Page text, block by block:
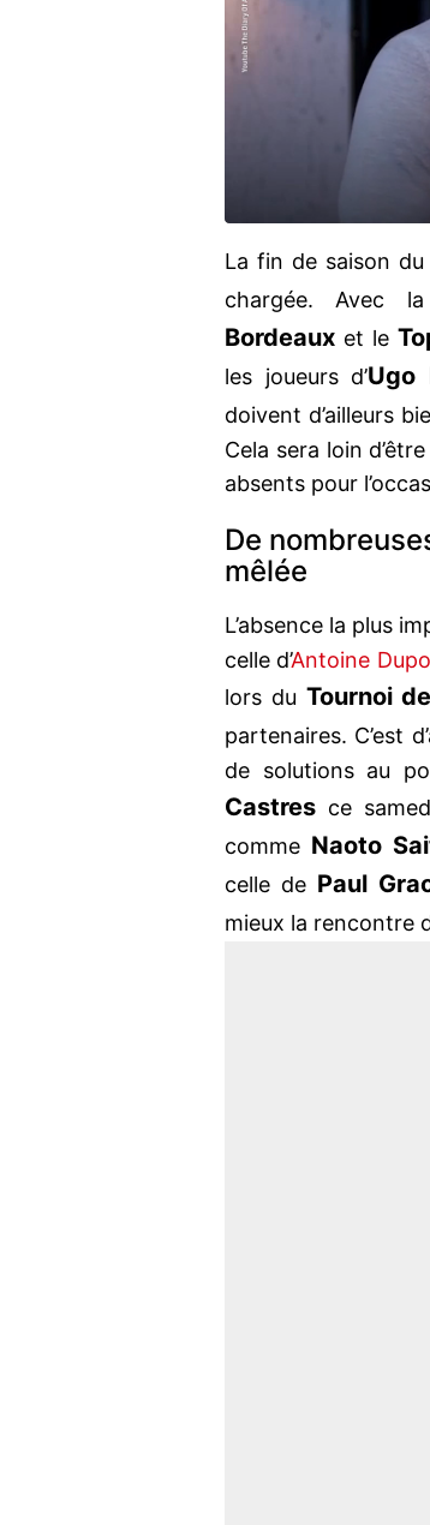
La fin de saison du
chargée. Avec
Bordeaux et le
les joueurs d’Ugo
doivent d’ailleurs
Cela sera loin
absents pour
De
mêlée
L’absence la plus
celle d’Antoine
lors du Tournoi
partenaires. C’est
de solutions au
Castres ce
comme Naoto
celle de Paul
mieux la rencontre